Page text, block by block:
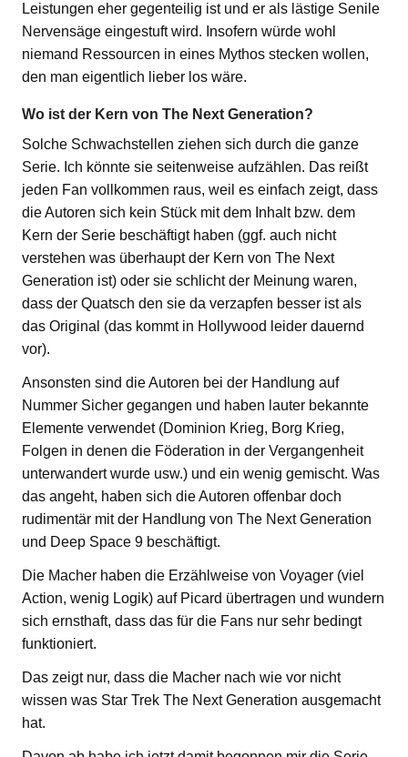
Leistungen eher gegenteilig ist und er als lästige Senile
Nervensäge eingestuft wird. Insofern würde wohl
niemand Ressourcen in eines Mythos stecken wollen,
den man eigentlich lieber los wäre.
Wo ist der Kern von The Next Generation?
Solche Schwachstellen ziehen sich durch die ganze
Serie. Ich könnte sie seitenweise aufzählen. Das reißt
jeden Fan vollkommen raus, weil es einfach zeigt, dass
die Autoren sich kein Stück mit dem Inhalt bzw. dem
Kern der Serie beschäftigt haben (ggf. auch nicht
verstehen was überhaupt der Kern von The Next
Generation ist) oder sie schlicht der Meinung waren,
dass der Quatsch den sie da verzapfen besser ist als
das Original (das kommt in Hollywood leider dauernd
vor).
Ansonsten sind die Autoren bei der Handlung auf
Nummer Sicher gegangen und haben lauter bekannte
Elemente verwendet (Dominion Krieg, Borg Krieg,
Folgen in denen die Föderation in der Vergangenheit
unterwandert wurde usw.) und ein wenig gemischt. Was
das angeht, haben sich die Autoren offenbar doch
rudimentär mit der Handlung von The Next Generation
und Deep Space 9 beschäftigt.
Die Macher haben die Erzählweise von Voyager (viel
Action, wenig Logik) auf Picard übertragen und wundern
sich ernsthaft, dass das für die Fans nur sehr bedingt
funktioniert.
Das zeigt nur, dass die Macher nach wie vor nicht
wissen was Star Trek The Next Generation ausgemacht
hat.